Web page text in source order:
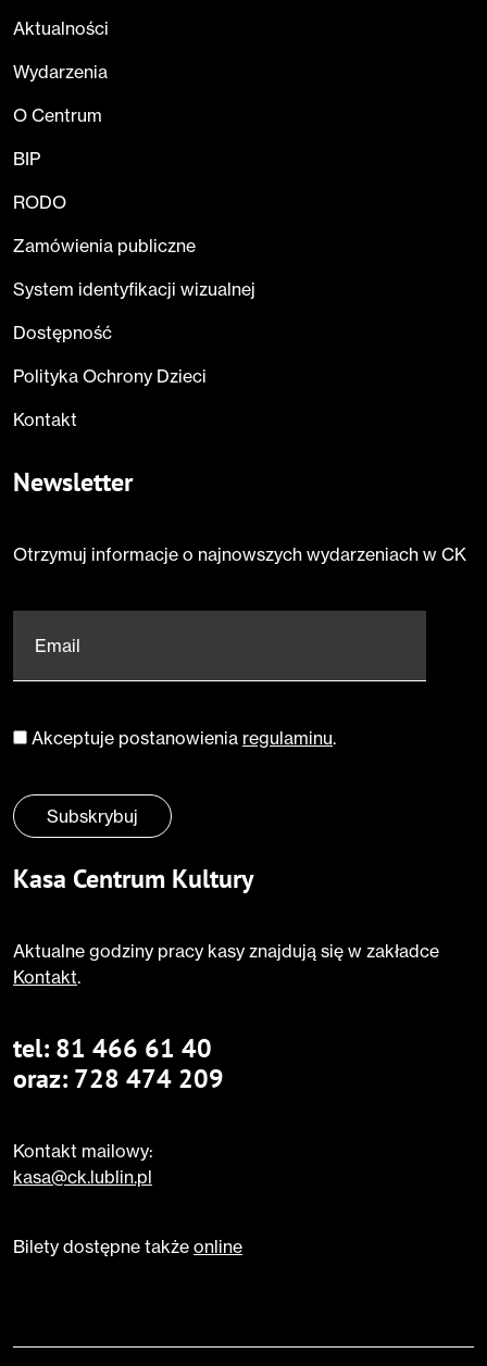
Aktualności
Wydarzenia
O Centrum
BIP
RODO
Zamówienia publiczne
System identyfikacji wizualnej
Dostępność
Polityka Ochrony Dzieci
Kontakt
Newsletter
Otrzymuj informacje o najnowszych wydarzeniach w CK
Email
Zgoda*
Akceptuje postanowienia regulaminu.
Subskrybuj
Kasa Centrum Kultury
Aktualne godziny pracy kasy znajdują się w zakładce
Kontakt.
tel: 81 466 61 40
oraz: 728 474 209
Kontakt mailowy:
kasa@ck.lublin.pl
Bilety dostępne także online